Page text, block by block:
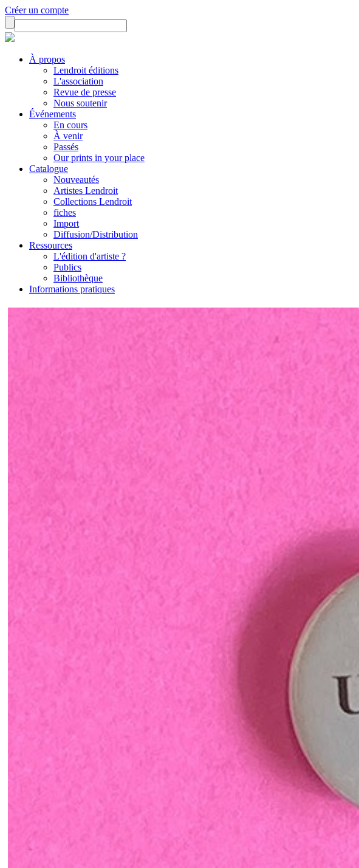
Créer un compte
À propos
Lendroit éditions
L'association
Revue de presse
Nous soutenir
Événements
En cours
À venir
Passés
Our prints in your place
Catalogue
Nouveautés
Artistes Lendroit
Collections Lendroit
fiches
Import
Diffusion/Distribution
Ressources
L'édition d'artiste ?
Publics
Bibliothèque
Informations pratiques